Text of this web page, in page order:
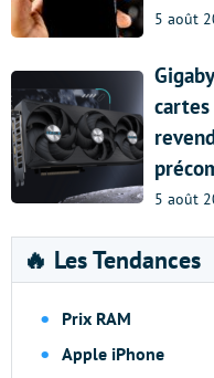
5 août
5 août
🔥 Les Tendances
Prix RAM
Apple iPhone